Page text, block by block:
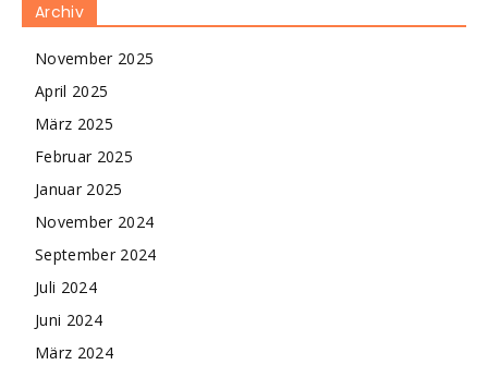
Archiv
November 2025
April 2025
März 2025
Februar 2025
Januar 2025
November 2024
September 2024
Juli 2024
Juni 2024
März 2024